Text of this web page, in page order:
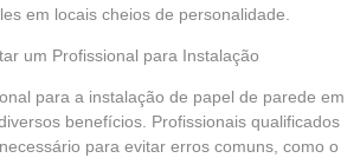
em locais cheios de personalidade.
um Profissional para Instalação
para a instalação de papel de parede em
benefícios. Profissionais qualificados
para evitar erros comuns, como o